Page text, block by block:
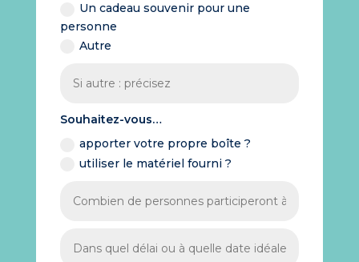
Un cadeau souvenir pour une
personne
Autre
Souhaitez-vous…
apporter votre propre boîte ?
utiliser le matériel fourni ?